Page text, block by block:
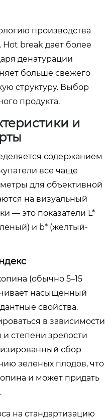
производства
break дает более
денатурации
больше свежего
структуру. Выбор
продукта.
и
содержанием
все чаще
для объективной
на визуальный
— это показатели L*
и b* (желтый-
(обычно 5–15
насыщенный
свойства.
в зависимости
степени зрелости
сбор
зеленых плодов, что
и может придать
на стандартизацию